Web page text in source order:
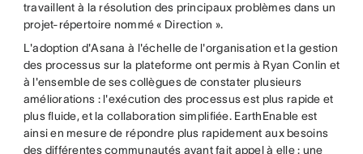
travaillent à la résolution des principaux problèmes dans un
projet-répertoire nommé « Direction ».
L'adoption d'Asana à l'échelle de l'organisation et la gestion
des processus sur la plateforme ont permis à Ryan Conlin et
à l'ensemble de ses collègues de constater plusieurs
améliorations : l'exécution des processus est plus rapide et
plus fluide, et la collaboration simplifiée. EarthEnable est
ainsi en mesure de répondre plus rapidement aux besoins
des différentes communautés ayant fait appel à elle : une